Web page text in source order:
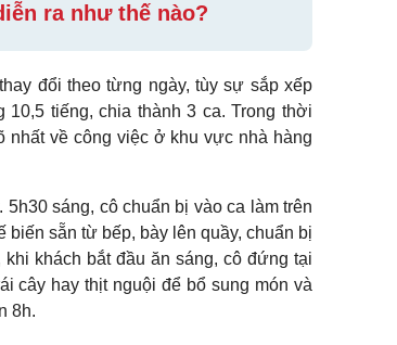
ra như thế nào?
đổi theo từng ngày, tùy sự sắp xếp
tiếng, chia thành 3 ca. Trong thời
nhất về công việc ở khu vực nhà hàng
sáng, cô chuẩn bị vào ca làm trên
biến sẵn từ bếp, bày lên quầy, chuẩn bị
khách bắt đầu ăn sáng, cô đứng tại
cây hay thịt nguội để bổ sung món và
8h.